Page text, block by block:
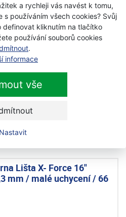
a rychleji vás navést k tomu,
s používáním všech cookies? Svůj
definovat kliknutím na tlačítko
používání souborů cookies
.
informace
vše
Nastavit
Kč s DPH
uchycení vodící lišta
s DPH
Lišta X- Force 16"
mm / malé uchycení / 66